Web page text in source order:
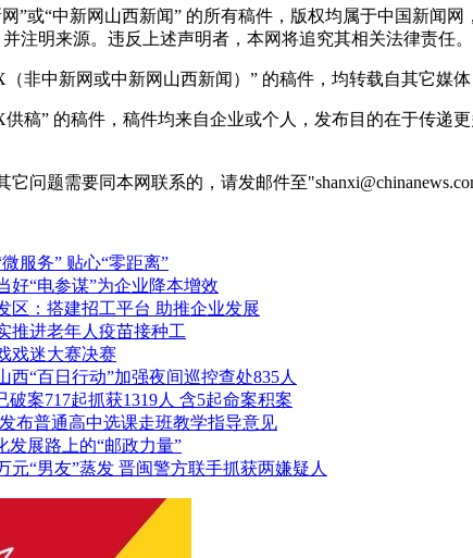
”或“中新网山西新闻” 的所有稿件，版权均属于中国新闻
注明来源。违反上述声明者，本网将追究其相关法律责任。
非中新网或中新网山西新闻）” 的稿件，均转载自其它媒
稿” 的稿件，稿件均来自企业或个人，发布目的在于传递
问题需要同本网联系的，请发邮件至
服务” 贴心“零距离”
好“电参谋”为企业降本增效
区：搭建招工平台 助推企业发展
推进老年人疫苗接种工
戏迷大赛决赛
西“百日行动”加强夜间巡控查处835人
破案717起抓获1319人 含5起命案积案
布普通高中选课走班教学指导意见
发展路上的“邮政力量”
元“男友”蒸发 晋闽警方联手抓获两嫌疑人